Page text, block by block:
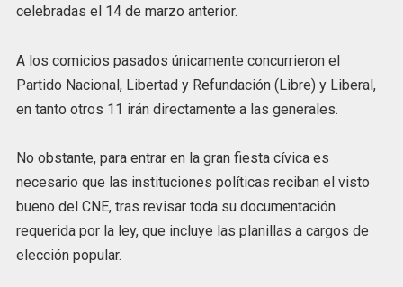
celebradas el 14 de marzo anterior.
A los comicios pasados únicamente concurrieron el
Partido Nacional, Libertad y Refundación (Libre) y Liberal,
en tanto otros 11 irán directamente a las generales.
No obstante, para entrar en la gran fiesta cívica es
necesario que las instituciones políticas reciban el visto
bueno del CNE, tras revisar toda su documentación
requerida por la ley, que incluye las planillas a cargos de
elección popular.